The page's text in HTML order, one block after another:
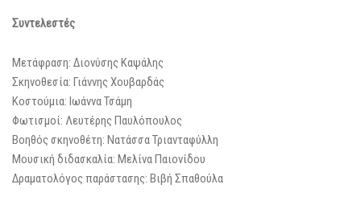
Συντελεστές
Μετάφραση: Διονύσης Καψάλης
Σκηνοθεσία: Γιάννης Χουβαρδάς
Κοστούμια: Ιωάννα Τσάμη
Φωτισμοί: Λευτέρης Παυλόπουλος
Βοηθός σκηνοθέτη: Νατάσσα Τριανταφύλλη
Μουσική διδασκαλία: Μελίνα Παιονίδου
Δραματολόγος παράστασης: Βιβή Σπαθούλα